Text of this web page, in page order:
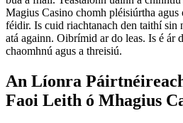
Magius Casino chomh pléisiúrtha agus
féidir. Is cuid riachtanach den taithí sin
atá againn. Oibrímid ar do leas. Is é ár
chaomhnú agus a threisiú.
An Líonra
Faoi Leith ó Mhagius